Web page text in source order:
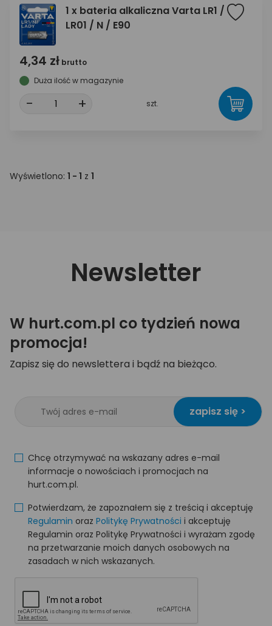
1 x bateria alkaliczna Varta LR1 /
LR01 / N / E90
4,34 zł brutto
Duża ilość w magazynie
- + szt.
Wyświetlono: 1 - 1 z 1
Newsletter
W hurt.com.pl co tydzień nowa
promocja!
Zapisz się do newslettera i bądź na bieżąco.
zapisz się >
Chcę otrzymywać na wskazany adres e-mail
informacje o nowościach i promocjach na
hurt.com.pl.
Potwierdzam, że zapoznałem się z treścią i akceptuję
Regulamin oraz Politykę Prywatności i akceptuję
Regulamin oraz Politykę Prywatności i wyrażam zgodę
na przetwarzanie moich danych osobowych na
zasadach w nich wskazanych.